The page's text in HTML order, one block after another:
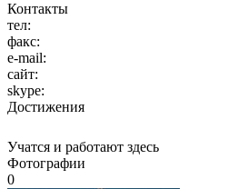
Контакты
тел:
факс:
e-mail:
сайт:
skype:
Достижения
Учатся и работают здесь
Фотографии
0